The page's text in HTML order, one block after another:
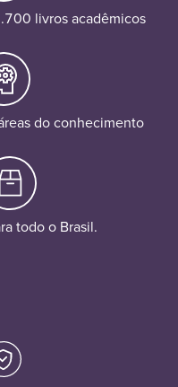
livros acadêmicos
do conhecimento
todo o Brasil.